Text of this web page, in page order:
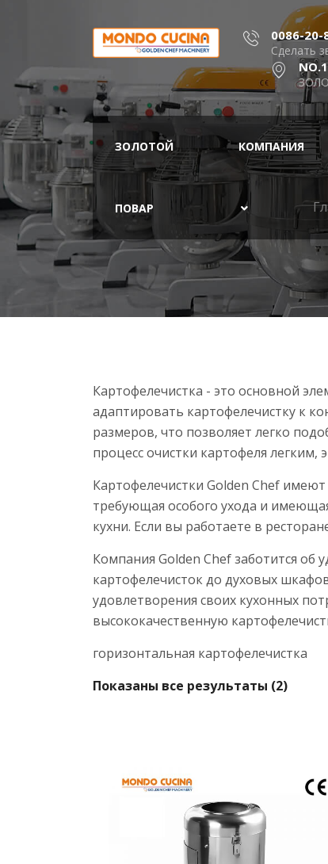
0086-20-
Сделать
ЗОЛОТОЙ
ПОВАР
КОМПАНИЯ
Картофелечистка - это основной
адаптировать картофелечистку к
размеров, что позволяет легко
процесс очистки картофеля
Картофелечистки Golden Chef
требующая особого ухода и
кухни. Если вы работаете в
Компания Golden Chef заботится
картофелечисток до духовых
удовлетворения своих кухонных
высококачественную
горизонтальная картофелечистка
Показаны все результаты (2)